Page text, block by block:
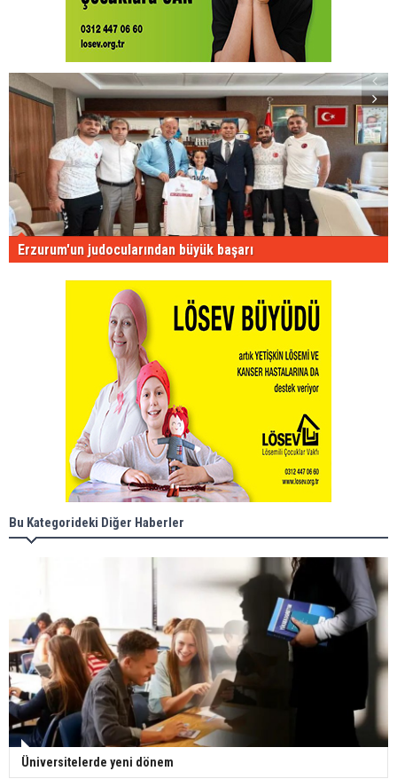
Erzurum'un judocularından büyük başarı
Bu Kategorideki Diğer Haberler
Üniversitelerde yeni dönem